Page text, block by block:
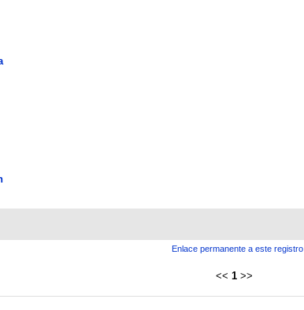
Enlace permanente a este registro
<< 1 >>